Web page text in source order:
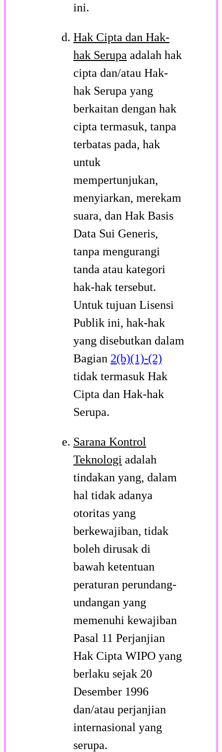
ini.
Hak Cipta dan Hak-
hak Serupa adalah hak
cipta dan/atau Hak-
hak Serupa yang
berkaitan dengan hak
cipta termasuk, tanpa
terbatas pada, hak
untuk
mempertunjukan,
menyiarkan, merekam
suara, dan Hak Basis
Data Sui Generis,
tanpa mengurangi
tanda atau kategori
hak-hak tersebut.
Untuk tujuan Lisensi
Publik ini, hak-hak
yang disebutkan dalam
Bagian 2(b)(1)-(2)
tidak termasuk Hak
Cipta dan Hak-hak
Serupa.
Sarana Kontrol
Teknologi adalah
tindakan yang, dalam
hal tidak adanya
otoritas yang
berkewajiban, tidak
boleh dirusak di
bawah ketentuan
peraturan perundang-
undangan yang
memenuhi kewajiban
Pasal 11 Perjanjian
Hak Cipta WIPO yang
berlaku sejak 20
Desember 1996
dan/atau perjanjian
internasional yang
serupa.